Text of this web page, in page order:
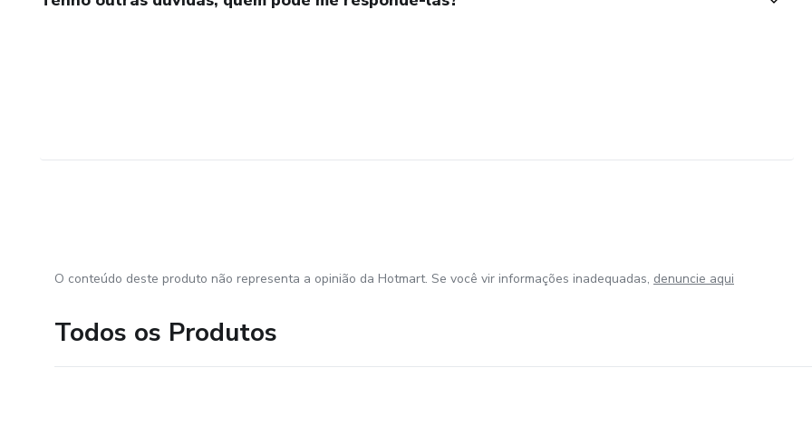
O conteúdo deste produto não representa a opinião da Hotmart. Se você vir informações inadequadas, denuncie aqui
Todos os Produtos